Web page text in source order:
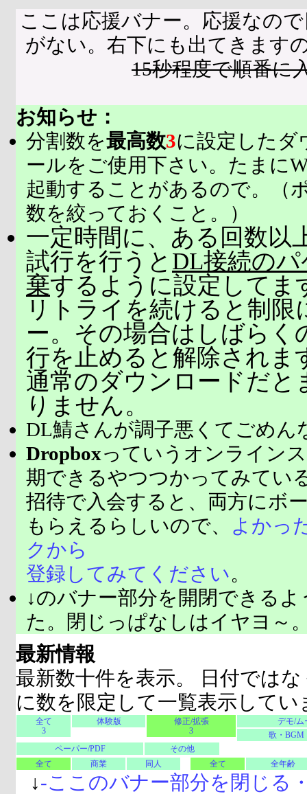
ここは応援バナー。応援なの
がない。右下にも出てきます
15秒程度で順番に
お知らせ：
分割数を最高数3に設定したダ
ールをご使用下さい。たまに
起動することがあるので。（
数を絞っておくこと。）
一定時間に、ある回数以
試行を行うと DL接続の
棄するように設定してま
リトライを続けると制限
ー。その場合はしばらく
行を止めると解除されま
通常のダウンロードだと
りません。
DL鯖さんが調子悪くてごめん
Dropboxっていうオンライン
期できるやつつかってみてい
招待で入会すると、両方にボ
もらえるらしいので、
よかっ
クから
登録してみてください。
↓のバナー部分を開閉できる
た。閉じっぱなしはイヤヨ～
最新情報
最新数十件を表示。 日付では
に数を限定して一覧表示してい
全て
3
体験版
修正/拡張
3
デモ/ム
歌・BGM
ペーパー/PDF
その他
全て
商業 同人 全て 全年齢
↓-ここのバナー部分を閉じる